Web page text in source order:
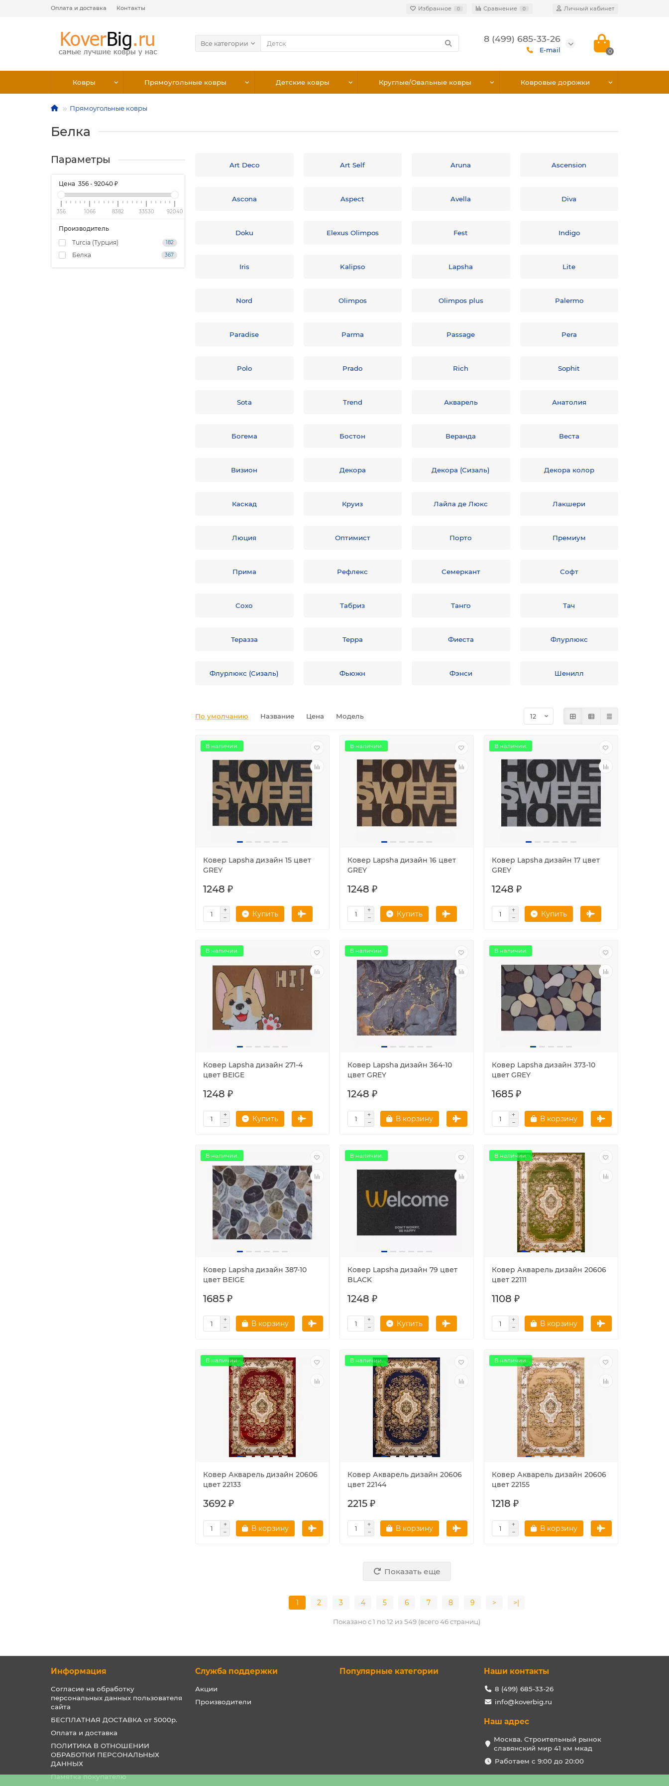
Оплата и доставка Контакты Избранное 0 Сравнение 0 Личный кабинет
Все категории 8 (499) 685-33-26
E-mail 0
Ковры Прямоугольные ковры Детские ковры Круглые/Овальные ковры Ковровые дорожки
Прямоугольные ковры
Белка
Параметры
Цена 356 - 92040 ₽
356 1066 8382 33530 92040
Производитель
Turcia (Турция)
182
Белка 367
Art Deco Art Self Aruna Ascension
Ascona Aspect Avella Diva
Doku Elexus Olimpos Fest Indigo
Iris Kalipso Lapsha Lite
Nord Olimpos Olimpos plus Palermo
Paradise Parma Passage Pera
Polo Prado Rich Sophit
Sota Trend Акварель Анатолия
Богема Бостон Веранда Веста
Визион Декора Декора (Сизаль) Декора колор
Каскад Круиз Лайла де Люкс Лакшери
Люция Оптимист Порто Премиум
Прима Рефлекс Семеркант Софт
Сохо Табриз Танго Тач
Теразза Терра Фиеста Флурлюкс
Флурлюкс (Сизаль) Фьюжн Фэнси Шенилл
По умолчанию Название Цена Модель
В наличии.
Ковер Lapsha дизайн 15 цвет
GREY
1248 ₽
Купить
В наличии.
Ковер Lapsha дизайн 16 цвет
GREY
1248 ₽
Купить
В наличии.
Ковер Lapsha дизайн 17 цвет
GREY
1248 ₽
Купить
В наличии.
Ковер Lapsha дизайн 271-4
цвет BEIGE
1248 ₽
Купить
В наличии.
Ковер Lapsha дизайн 364-10
цвет GREY
1248 ₽
В корзину
В наличии.
Ковер Lapsha дизайн 373-10
цвет GREY
1685 ₽
В корзину
В наличии.
Ковер Lapsha дизайн 387-10
цвет BEIGE
1685 ₽
В корзину
В наличии.
Ковер Lapsha дизайн 79 цвет
BLACK
1248 ₽
Купить
В наличии.
Ковер Акварель дизайн 20606
цвет 22111
1108 ₽
В корзину
В наличии.
Ковер Акварель дизайн 20606
цвет 22133
3692 ₽
В корзину
В наличии.
Ковер Акварель дизайн 20606
цвет 22144
2215 ₽
В корзину
В наличии.
Ковер Акварель дизайн 20606
цвет 22155
1218 ₽
В корзину
Показать еще
1 2 3 4 5 6 7 8 9 > >|
Показано с 1 по 12 из 549 (всего 46 страниц)
Информация
Согласие на обработку
персональных данных пользователя
сайта
БЕСПЛАТНАЯ ДОСТАВКА от 5000р.
Оплата и доставка
ПОЛИТИКА В ОТНОШЕНИИ
ОБРАБОТКИ ПЕРСОНАЛЬНЫХ
ДАННЫХ
Памятка покупателю
Служба поддержки
Акции
Производители
Популярные категории Наши контакты
8 (499) 685-33-26
info@koverbig.ru
Наш адрес
Москва. Строительный рынок
славянский мир 41 км мкад
Работаем с 9:00 до 20:00